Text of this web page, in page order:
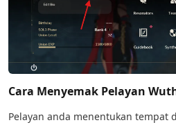
Cara Menyemak Pelayan
Pelayan anda menentukan tempat